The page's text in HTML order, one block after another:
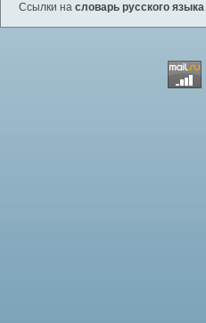
Ссылки на словарь русского языка